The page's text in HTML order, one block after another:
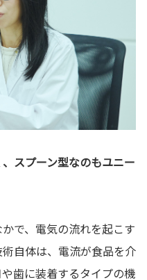
スプーン型なのもユニー
で、電気の流れを起こす
自体は、電流が食品を介
歯に装着するタイプの機